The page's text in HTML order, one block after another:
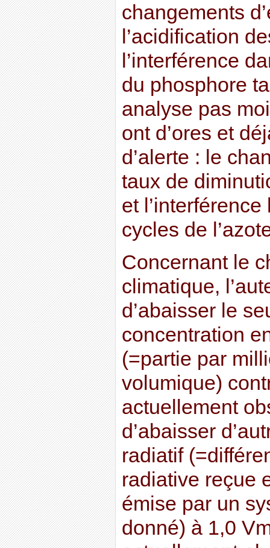
changements
l’acidification
l’interférence
du phosphore
analyse pas
ont d’ores et
d’alerte : le
taux de
et
cycles de
Concernant le
climatique,
d’abaisser le
concentration
(=partie par
volumique)
actuellement
d’abaisser
radiatif
radiative reçue
émise par un
donné) à 1,0